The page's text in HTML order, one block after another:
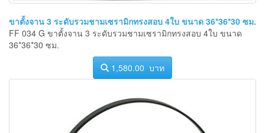
ขาตั้งจาน 3 ระดับรวมชามเซรามิกทรงสอบ 4ใบ ขนาด 36*36*30 ซม.
FF 034 G ขาตั้งจาน 3 ระดับรวมชามเซรามิกทรงสอบ 4ใบ ขนาด
36*36*30 ซม.
1,580.00 บาท